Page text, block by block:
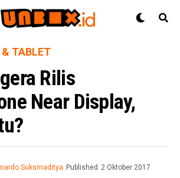
TABLET
Rilis
Near Display,
Suksmaditya Published 2 Oktober 2017